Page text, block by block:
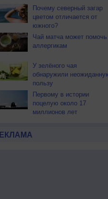
Почему северный загар
цветом отличается от
южного?
Чай матча может помочь
аллергикам
У зелёного чая
обнаружили
пользу
Первому в истории
поцелую около 17
миллионов лет